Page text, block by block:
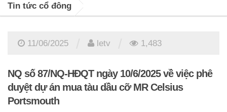
Tin tức cổ đông
11/06/2025 letv 1,483
NQ số 87/NQ-HĐQT ngày 10/6/2025 về việc phê
duyệt dự án mua tàu dầu cỡ MR Celsius
Portsmouth